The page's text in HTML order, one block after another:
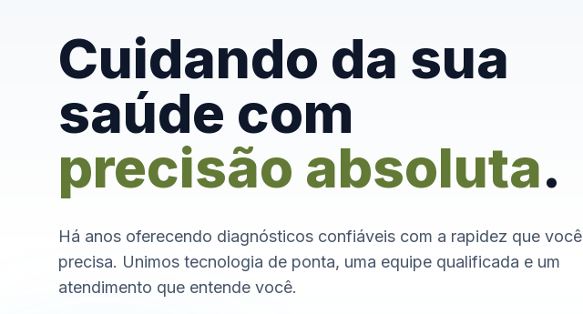
Cuidando da sua
saúde com
precisão absoluta.
Há anos oferecendo diagnósticos confiáveis com a rapidez que você
precisa. Unimos tecnologia de ponta, uma equipe qualificada e um
atendimento que entende você.